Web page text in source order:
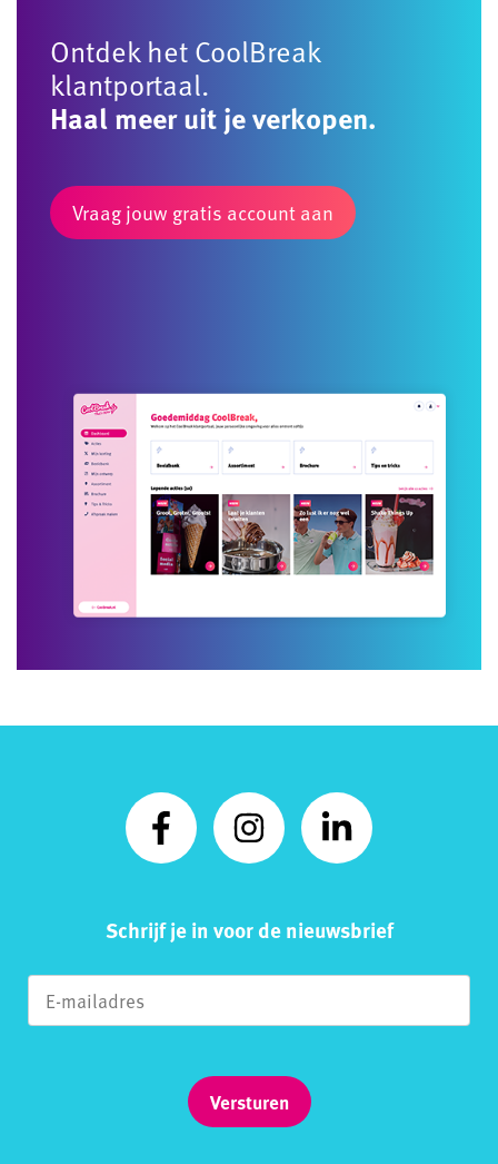
Ontdek het CoolBreak
klantportaal.
Haal meer uit je verkopen.
Vraag jouw gratis account aan
Schrijf je in voor de nieuwsbrief